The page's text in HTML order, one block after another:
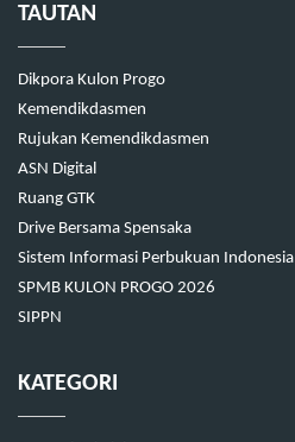
TAUTAN
Dikpora Kulon Progo
Kemendikdasmen
Rujukan Kemendikdasmen
ASN Digital
Ruang GTK
Drive Bersama Spensaka
Sistem Informasi Perbukuan Indonesia
SPMB KULON PROGO 2026
SIPPN
KATEGORI